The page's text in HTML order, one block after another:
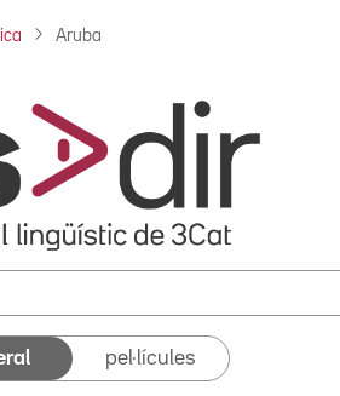
Aruba
pel·lícules